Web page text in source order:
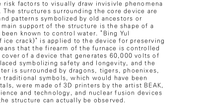
risk factors to visually draw invisivle phenomena
structures surrounding the core device are
patterns symbolized by old ancestors or
support of the structure is the shape of a
known to control water. "Bing Yul
ice crack)" is applied to the device for preserving
that the firearm of the furnace is controlled
of a device that generates 60,000 volts of
symbolizing safety and longevity, and the
is surrounded by dragons, tigers, phoenixes,
symbols, which would have been
were made of 3D printers by the artist BEAK,
and technology, and nuclear fusion devices
structure can actually be observed.